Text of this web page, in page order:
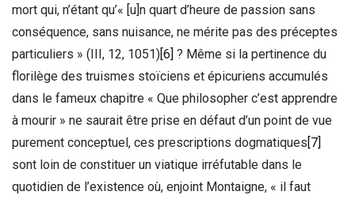
mort qui, n’étant qu’« [u]n quart d’heure de passion sans
conséquence, sans nuisance, ne mérite pas des préceptes
particuliers » (III, 12, 1051) [6] ? Même si la pertinence du
florilège des truismes stoïciens et épicuriens accumulés
dans le fameux chapitre « Que philosopher c’est apprendre
à mourir » ne saurait être prise en défaut d’un point de vue
purement conceptuel, ces prescriptions dogmatiques [7]
sont loin de constituer un viatique irréfutable dans le
quotidien de l’existence où, enjoint Montaigne, « il faut